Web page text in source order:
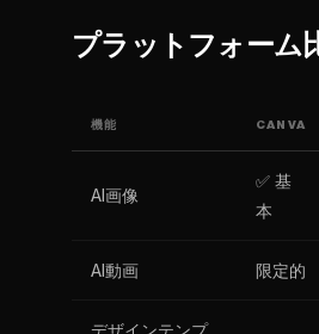
プラットフォーム
機能 CANVA
AI画像
✅ 基
本
AI動画 限定的
デザインテンプ